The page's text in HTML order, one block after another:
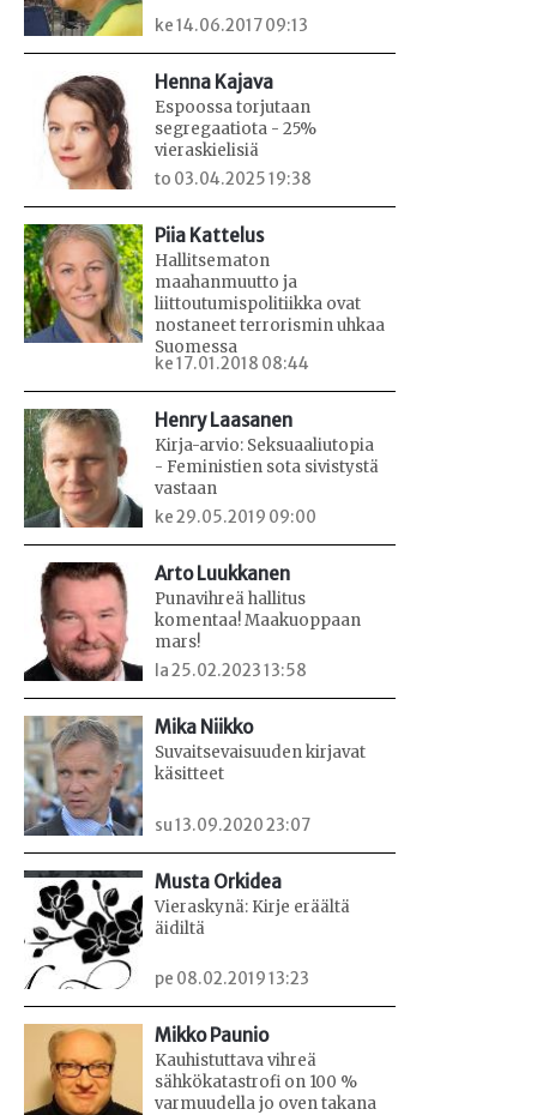
ke 14.06.2017 09:13
Henna Kajava
Espoossa torjutaan
segregaatiota - 25%
vieraskielisiä
to 03.04.2025 19:38
Piia Kattelus
Hallitsematon
maahanmuutto ja
liittoutumispolitiikka ovat
nostaneet terrorismin uhkaa
Suomessa
ke 17.01.2018 08:44
Henry Laasanen
Kirja-arvio: Seksuaaliutopia
- Feministien sota sivistystä
vastaan
ke 29.05.2019 09:00
Arto Luukkanen
Punavihreä hallitus
komentaa! Maakuoppaan
mars!
la 25.02.2023 13:58
Mika Niikko
Suvaitsevaisuuden kirjavat
käsitteet
su 13.09.2020 23:07
Musta Orkidea
Vieraskynä: Kirje eräältä
äidiltä
pe 08.02.2019 13:23
Mikko Paunio
Kauhistuttava vihreä
sähkökatastrofi on 100 %
varmuudella jo oven takana